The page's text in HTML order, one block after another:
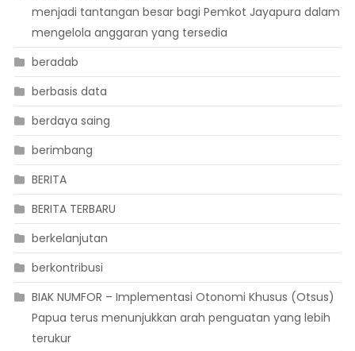
menjadi tantangan besar bagi Pemkot Jayapura dalam
mengelola anggaran yang tersedia
beradab
berbasis data
berdaya saing
berimbang
BERITA
BERITA TERBARU
berkelanjutan
berkontribusi
BIAK NUMFOR – Implementasi Otonomi Khusus (Otsus)
Papua terus menunjukkan arah penguatan yang lebih
terukur